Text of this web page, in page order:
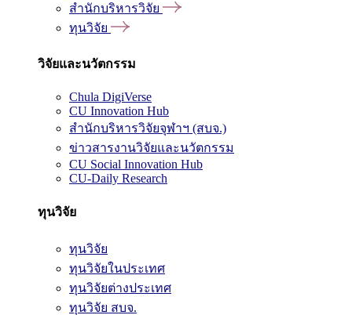
สำนักบริหารวิจัย
ทุนวิจัย
วิจัยและนวัตกรรม
Chula DigiVerse
CU Innovation Hub
สำนักบริหารวิจัยจุฬาฯ (สบจ.)
ข่าวสารงานวิจัยและนวัตกรรม
CU Social Innovation Hub
CU-Daily Research
ทุนวิจัย
ทุนวิจัย
ทุนวิจัยในประเทศ
ทุนวิจัยต่างประเทศ
ทุนวิจัย สบจ.